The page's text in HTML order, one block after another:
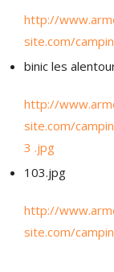
http://
site.com/
binic les
http://
site.com/
3 .jpg
103.jpg
http://
site.com/